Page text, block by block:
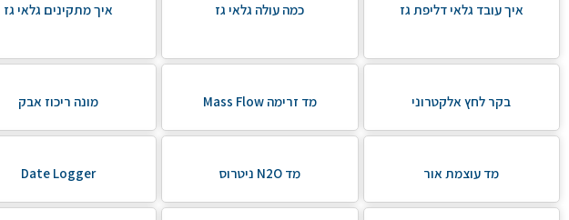
איך עובד גלאי דליפת גז כמה עולה גלאי גז איך מתקינים גלאי גז
בקר לחץ אלקטרוני מד זרימה Mass Flow מונה ריכוז אבק
מד עוצמת אור מד N2O ניטרוס Date Logger